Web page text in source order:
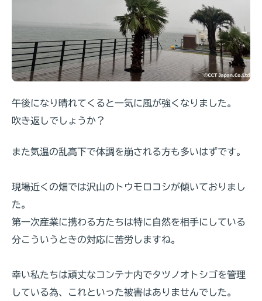
午後になり晴れてくると一気に風が強くなりました。
吹き返しでしょうか？
また気温の乱高下で体調を崩される方も多いはずです。
現場近くの畑では沢山のトウモロコシが傾いておりまし
た。
第一次産業に携わる方たちは特に自然を相手にしている
分こういうときの対応に苦労しますね。
幸い私たちは頑丈なコンテナ内でタツノオトシゴを管理
している為、これといった被害はありませんでした。